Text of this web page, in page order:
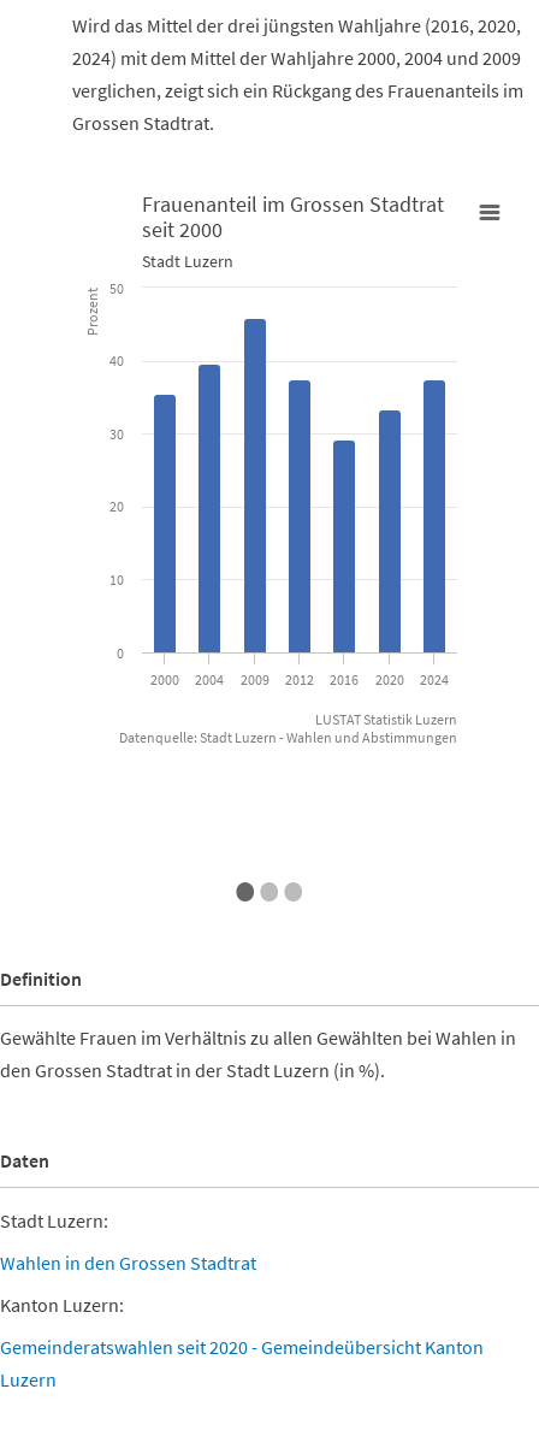
Wird das Mittel der drei jüngsten Wahljahre (2016, 2020,
2024) mit dem Mittel der Wahljahre 2000, 2004 und 2009
verglichen, zeigt sich ein Rückgang des Frauenanteils im
Grossen Stadtrat.
Frauenanteil im Grossen Stadtrat seit 2000
Stadt Luzern
View as data table, Frauenanteil im Grossen Stadtrat seit
The chart has 1 Y axis displaying Prozent. Data ranges from 29.2
Prozent
Frauenanteil im Grossen Stadtrat
seit 2000
Stadt Luzern
2000 2004 2009 2012 2016 2020 2024
0
10
20
30
40
50
LUSTAT Statistik Luzern
Datenquelle: Stadt Luzern - Wahlen und Abstimmungen
•••
Definition
Gewählte Frauen im Verhältnis zu allen Gewählten bei Wahlen in
den Grossen Stadtrat in der Stadt Luzern (in %).
Daten
Stadt Luzern:
Wahlen in den Grossen Stadtrat
Kanton Luzern:
Gemeinderatswahlen seit 2020 - Gemeindeübersicht Kanton
Luzern